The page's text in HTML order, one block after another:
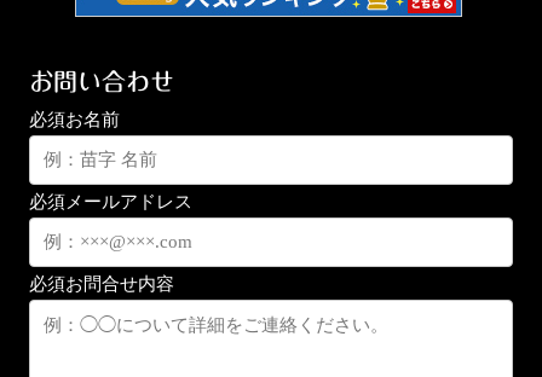
お問い合わせ
必須お名前
必須 メールアドレス
必須お問合せ内容